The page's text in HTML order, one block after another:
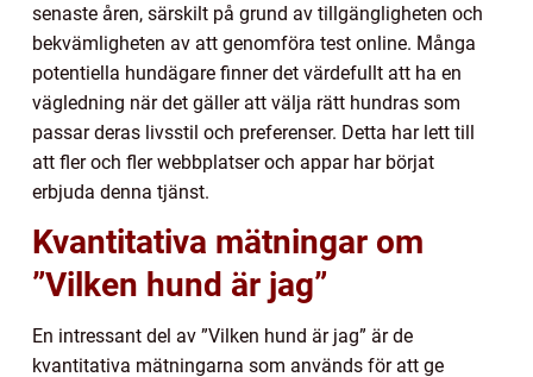
senaste åren, särskilt på grund av tillgängligheten och
bekvämligheten av att genomföra test online. Många
potentiella hundägare finner det värdefullt att ha en
vägledning när det gäller att välja rätt hundras som
passar deras livsstil och preferenser. Detta har lett till
att fler och fler webbplatser och appar har börjat
erbjuda denna tjänst.
Kvantitativa mätningar om
”Vilken hund är jag”
En intressant del av ”Vilken hund är jag” är de
kvantitativa mätningarna som används för att ge